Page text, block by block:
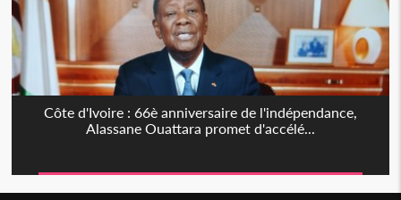
Côte d'Ivoire : 66è anniversaire de l'indépendance,
Alassane Ouattara promet d'accélé...